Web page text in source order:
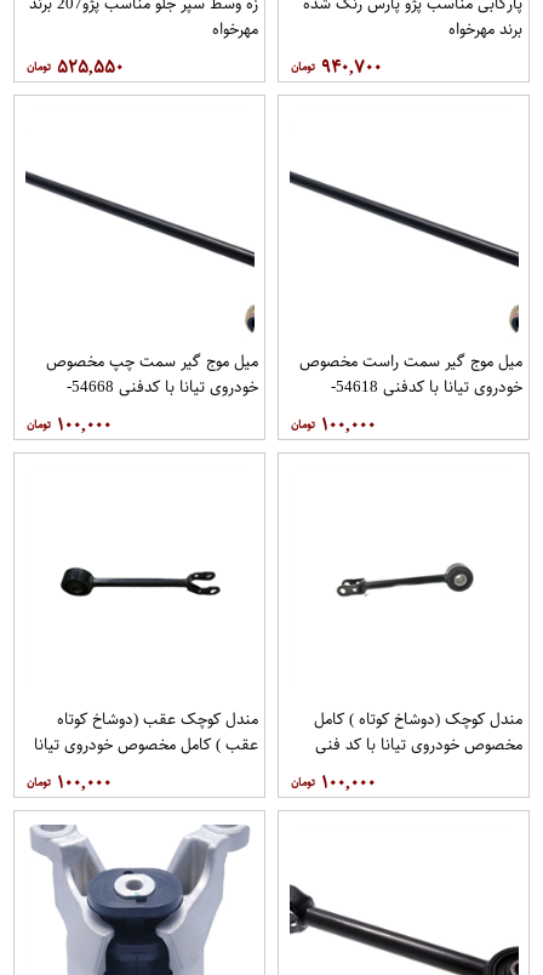
برند مهرخواه
۹۴۰,۷۰۰
مهرخواه
۵۲۵,۵۵۰
میل موج گیر سمت راست مخصوص
خودروی تیانا با کدفنی 54618-
1AA0E برندنیسان موتور فروشگاه
مگاموتور
۱۰۰,۰۰۰
میل موج گیر سمت چپ مخصوص
خودروی تیانا با کدفنی 54668-
1AA0E برندنیسان موتور فروشگاه
مگاموتور
۱۰۰,۰۰۰
مندل کوچک (دوشاخ کوتاه ) کامل
مخصوص خودروی تیانا با کد فنی
فروشگاه مگاموتور
۱۰۰,۰۰۰
مندل کوچک عقب (دوشاخ کوتاه
عقب ) کامل مخصوص خودروی تیانا
با کد فنی 551AO-JN01Aبرند EEP
فروشگاه مگاموتور
۱۰۰,۰۰۰